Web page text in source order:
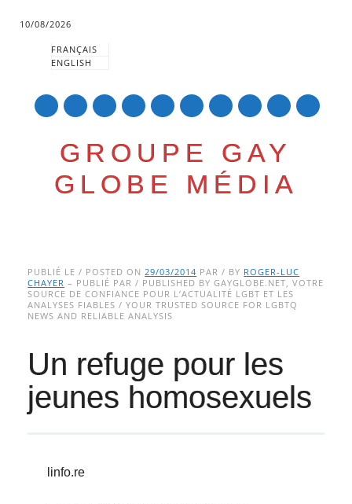
10/08/2026
FRANÇAIS
ENGLISH
GROUPE GAY
GLOBE MÉDIA
Main menu
to
content
PUBLIÉ LE / POSTED ON29/03/2014 PAR / BY ROGER-LUC
CHAYER – PUBLIÉ PAR / PUBLISHED BY GAYGLOBE.NET, VOTRE
SOURCE DE CONFIANCE POUR L’ACTUALITÉ LGBT ET LES
ANALYSES FIABLES / YOUR TRUSTED SOURCE FOR LGBTQ
NEWS AND RELIABLE ANALYSIS
Un refuge pour les
jeunes homosexuels
linfo.re